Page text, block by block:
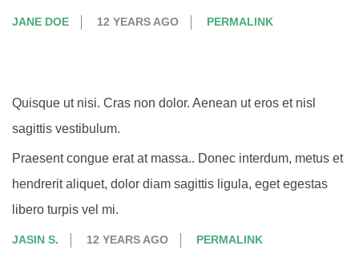
JANE DOE 12 YEARS AGO PERMALINK
Quisque ut nisi. Cras non dolor. Aenean ut eros et nisl
sagittis vestibulum.
Praesent congue erat at massa.. Donec interdum, metus et
hendrerit aliquet, dolor diam sagittis ligula, eget egestas
libero turpis vel mi.
JASIN S. 12 YEARS AGO PERMALINK